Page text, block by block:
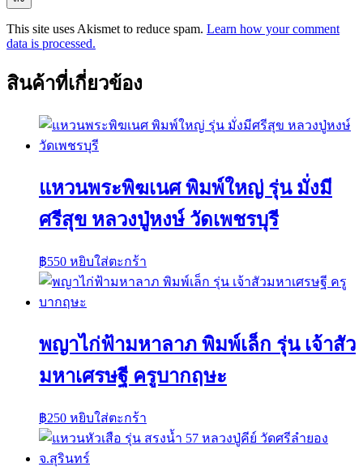
This site uses Akismet to reduce spam. Learn how your comment
data is processed.
สินค้าที่เกี่ยวข้อง
แหวนพระพิฆเนศ พิมพ์ใหญ่ รุ่น มั่งมี
ศรีสุข หลวงปู่หงษ์ วัดเพชรบุรี
฿550 หยิบใส่ตะกร้า
พญาไก่ฟ้ามหาลาภ พิมพ์เล็ก รุ่น เจ้าสัว
มหาเศรษฐี ครูบากฤษะ
฿250 หยิบใส่ตะกร้า